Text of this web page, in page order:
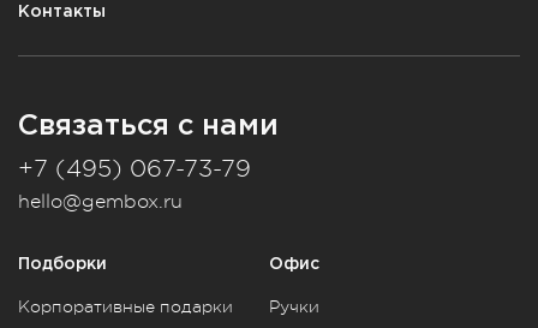
Контакты
Связаться с нами
+7 (495) 067-73-79
hello@gembox.ru
Подборки
Корпоративные подарки
Офис
Ручки